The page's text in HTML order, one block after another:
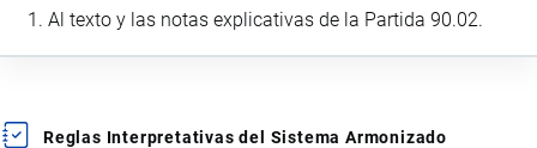
Al texto y las notas explicativas de la Partida 90.02.
Reglas Interpretativas del Sistema Armonizado